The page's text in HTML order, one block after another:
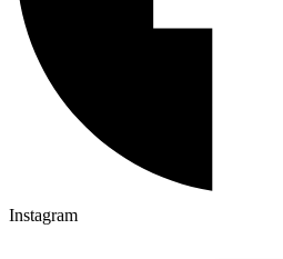
Instagram